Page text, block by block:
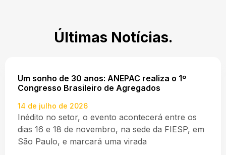
Últimas Notícias.
Um sonho de 30 anos: ANEPAC realiza o 1º
Congresso Brasileiro de Agregados
14 de julho de 2026
Inédito no setor, o evento acontecerá entre os
dias 16 e 18 de novembro, na sede da FIESP, em
São Paulo, e marcará uma virada